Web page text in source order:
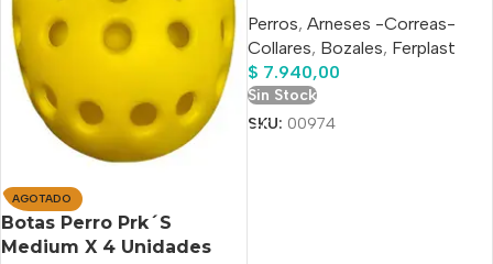
AGOTADO
Botas Perro Prk´S
Medium X 4 Unidades
Perros, Arneses -Correas-
Collares, Bozales, Ferplast
$ 7.940,00
Sin Stock
SKU: 00974